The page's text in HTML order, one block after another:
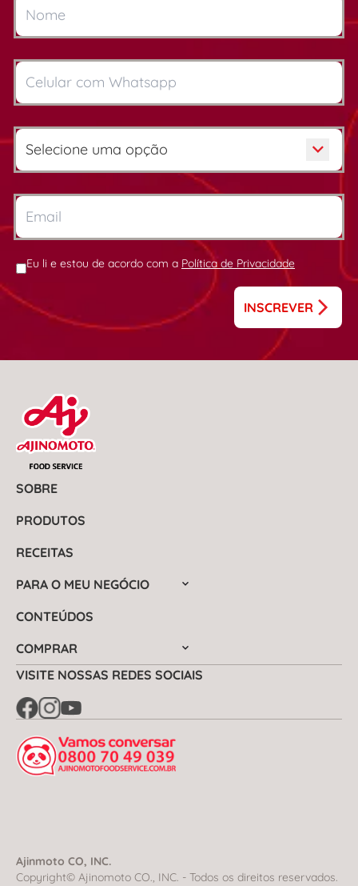
Eu li e estou de acordo com a Política de Privacidade
INSCREVER
SOBRE
PRODUTOS
RECEITAS
PARA O MEU NEGÓCIO
CONTEÚDOS
COMPRAR
VISITE NOSSAS REDES SOCIAIS
Ajinmoto CO, INC.
Copyright© Ajinomoto CO., INC. - Todos os direitos reservados.